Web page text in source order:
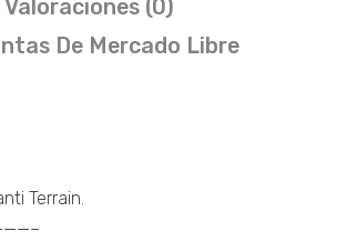
Valoraciones (0)
De Mercado Libre
Terrain.